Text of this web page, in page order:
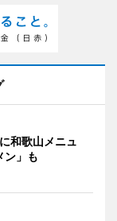
和歌山メニュ
」も